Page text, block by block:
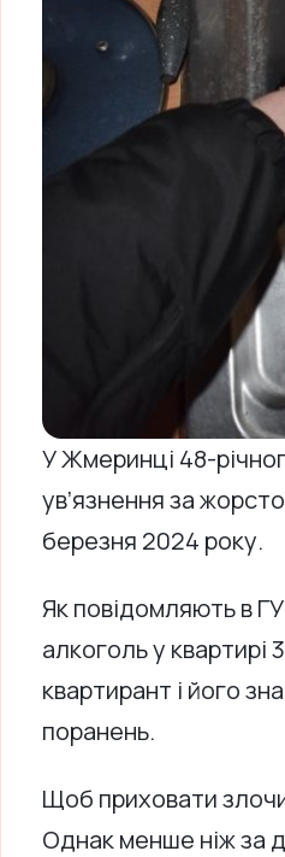
У Жмеринці 48-
ув’язнення за
березня 2024 року.
Як повідомляють в
алкоголь у квартирі
квартирант і його
поранень.
Щоб приховати
Однак менше ніж за